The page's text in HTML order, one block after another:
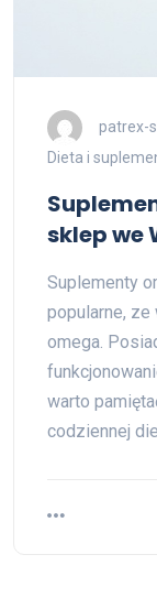
patrex-
Dieta i
sklep we
Suplementy
popularne,
omega.
warto
codziennej